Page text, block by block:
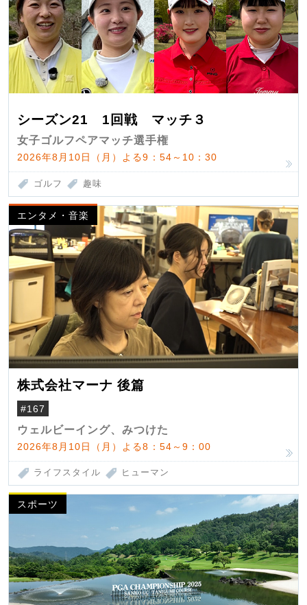
シーズン21 1回戦 マッチ３
女子ゴルフペアマッチ選手権
2026年8月10日（月）よる9：54～10：30
ゴルフ 趣味
エンタメ・音楽
株式会社マーナ 後篇
#167
ウェルビーイング、みつけた
2026年8月10日（月）よる8：54～9：00
ライフスタイル ヒューマン
スポーツ